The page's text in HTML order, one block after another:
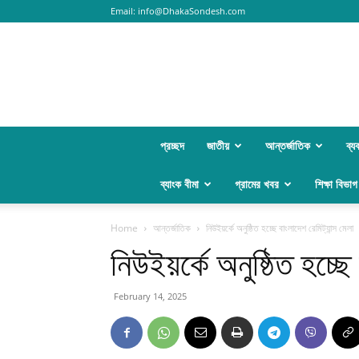
Email: info@DhakaSondesh.com
প্রচ্ছদ জাতীয় আন্তর্জাতিক
ব্যাংক বীমা গ্রামের খবর শিক্ষা বিভাগ
Home আন্তর্জাতিক নিউইয়র্কে অনুষ্ঠিত হচ্ছে বাংলাদেশ রেমিট্যান্স মেলা
নিউইয়র্কে অনুষ্ঠিত হচ্ছে
February 14, 2025